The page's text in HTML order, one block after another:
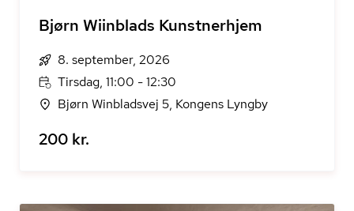
Bjørn Wiinblads Kunstnerhjem
8. september, 2026
Tirsdag, 11:00 - 12:30
Bjørn Winbladsvej 5, Kongens Lyngby
200 kr.